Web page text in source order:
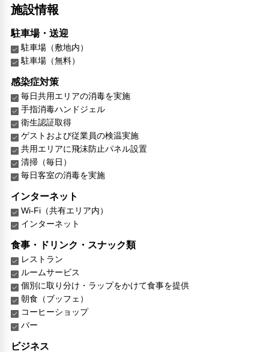
施設情報
駐車場・送迎
駐車場（敷地内）
駐車場（無料）
感染症対策
毎日共用エリアの消毒を実施
手指消毒ハンドジェル
衛生認証取得
ゲストおよび従業員の検温実施
共用エリアに飛沫防止パネル設置
清掃（毎日）
毎日客室の消毒を実施
インターネット
Wi-Fi（共有エリア内）
インターネット
食事・ドリンク・スナック類
レストラン
ルームサービス
個別に取り分け・ラップをかけて食事を提供
朝食（ブッフェ）
コーヒーショップ
バー
ビジネス